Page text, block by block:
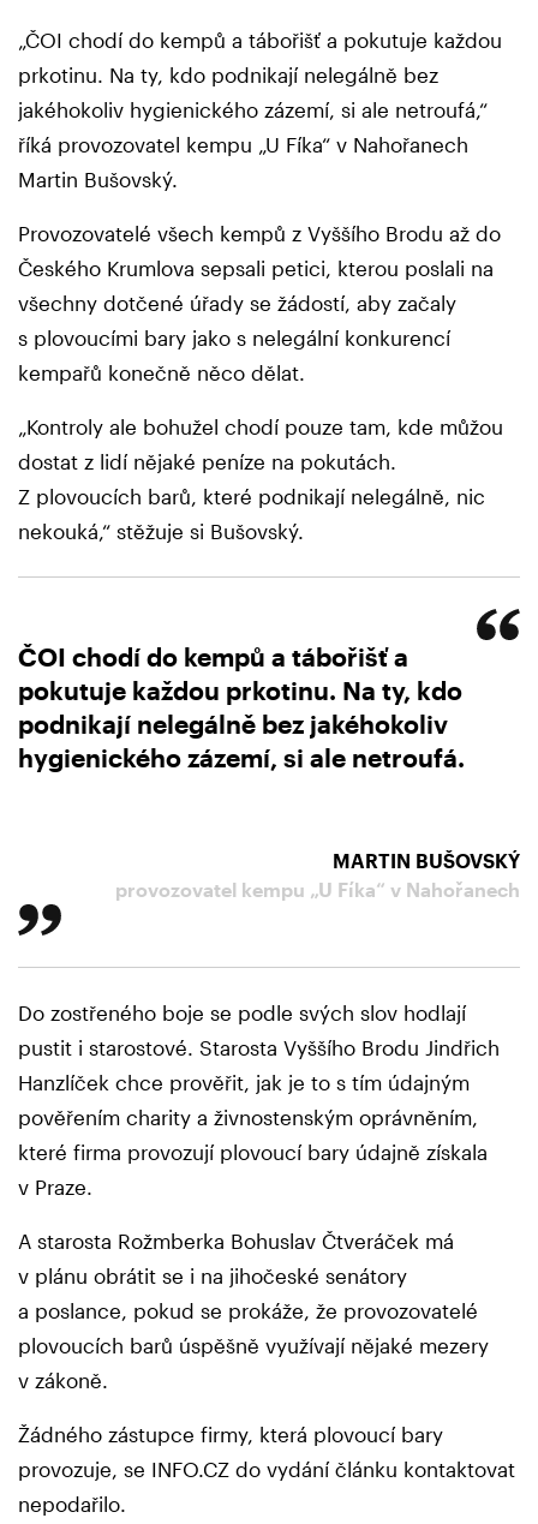
„ČOI chodí do kempů a tábořišť a pokutuje každou
prkotinu. Na ty, kdo podnikají nelegálně bez
jakéhokoliv hygienického zázemí, si ale netroufá,“
říká provozovatel kempu „U Fíka“ v Nahořanech
Martin Bušovský.
Provozovatelé všech kempů z Vyššího Brodu až do
Českého Krumlova sepsali petici, kterou poslali na
všechny dotčené úřady se žádostí, aby začaly
s plovoucími bary jako s nelegální konkurencí
kempařů konečně něco dělat.
„Kontroly ale bohužel chodí pouze tam, kde můžou
dostat z lidí nějaké peníze na pokutách.
Z plovoucích barů, které podnikají nelegálně, nic
nekouká,“ stěžuje si Bušovský.
ČOI chodí do kempů a tábořišť a
pokutuje každou prkotinu. Na ty, kdo
podnikají nelegálně bez jakéhokoliv
hygienického zázemí, si ale netroufá.
MARTIN BUŠOVSKÝ
provozovatel kempu „U Fíka“ v Nahořanech
Do zostřeného boje se podle svých slov hodlají
pustit i starostové. Starosta Vyššího Brodu Jindřich
Hanzlíček chce prověřit, jak je to s tím údajným
pověřením charity a živnostenským oprávněním,
které firma provozují plovoucí bary údajně získala
v Praze.
A starosta Rožmberka Bohuslav Čtveráček má
v plánu obrátit se i na jihočeské senátory
a poslance, pokud se prokáže, že provozovatelé
plovoucích barů úspěšně využívají nějaké mezery
v zákoně.
Žádného zástupce firmy, která plovoucí bary
provozuje, se INFO.CZ do vydání článku kontaktovat
nepodařilo.